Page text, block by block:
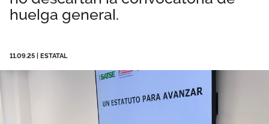
Documentos
huelga general.
11.09.25 ESTATAL